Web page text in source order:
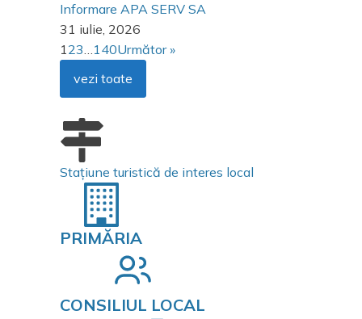
Informare APA SERV SA
31 iulie, 2026
123…140Următor »
vezi toate
Stațiune turistică de interes local
PRIMĂRIA
CONSILIUL LOCAL